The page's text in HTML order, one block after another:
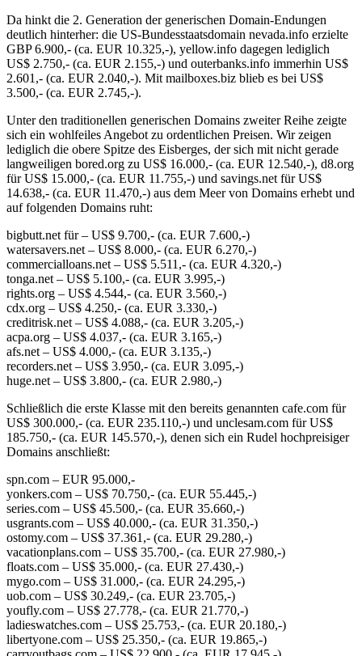
Da hinkt die 2. Generation der generischen Domain-Endungen
deutlich hinterher: die US-Bundesstaatsdomain nevada.info erzielte
GBP 6.900,- (ca. EUR 10.325,-), yellow.info dagegen lediglich
US$ 2.750,- (ca. EUR 2.155,-) und outerbanks.info immerhin US$
2.601,- (ca. EUR 2.040,-). Mit mailboxes.biz blieb es bei US$
3.500,- (ca. EUR 2.745,-).
Unter den traditionellen generischen Domains zweiter Reihe zeigte
sich ein wohlfeiles Angebot zu ordentlichen Preisen. Wir zeigen
lediglich die obere Spitze des Eisberges, der sich mit nicht gerade
langweiligen bored.org zu US$ 16.000,- (ca. EUR 12.540,-), d8.org
für US$ 15.000,- (ca. EUR 11.755,-) und savings.net für US$
14.638,- (ca. EUR 11.470,-) aus dem Meer von Domains erhebt und
auf folgenden Domains ruht:
bigbutt.net für – US$ 9.700,- (ca. EUR 7.600,-)
watersavers.net – US$ 8.000,- (ca. EUR 6.270,-)
commercialloans.net – US$ 5.511,- (ca. EUR 4.320,-)
tonga.net – US$ 5.100,- (ca. EUR 3.995,-)
rights.org – US$ 4.544,- (ca. EUR 3.560,-)
cdx.org – US$ 4.250,- (ca. EUR 3.330,-)
creditrisk.net – US$ 4.088,- (ca. EUR 3.205,-)
acpa.org – US$ 4.037,- (ca. EUR 3.165,-)
afs.net – US$ 4.000,- (ca. EUR 3.135,-)
recorders.net – US$ 3.950,- (ca. EUR 3.095,-)
huge.net – US$ 3.800,- (ca. EUR 2.980,-)
Schließlich die erste Klasse mit den bereits genannten cafe.com für
US$ 300.000,- (ca. EUR 235.110,-) und unclesam.com für US$
185.750,- (ca. EUR 145.570,-), denen sich ein Rudel hochpreisiger
Domains anschließt:
spn.com – EUR 95.000,-
yonkers.com – US$ 70.750,- (ca. EUR 55.445,-)
series.com – US$ 45.500,- (ca. EUR 35.660,-)
usgrants.com – US$ 40.000,- (ca. EUR 31.350,-)
ostomy.com – US$ 37.361,- (ca. EUR 29.280,-)
vacationplans.com – US$ 35.700,- (ca. EUR 27.980,-)
floats.com – US$ 35.000,- (ca. EUR 27.430,-)
mygo.com – US$ 31.000,- (ca. EUR 24.295,-)
uob.com – US$ 30.249,- (ca. EUR 23.705,-)
youfly.com – US$ 27.778,- (ca. EUR 21.770,-)
ladieswatches.com – US$ 25.753,- (ca. EUR 20.180,-)
libertyone.com – US$ 25.350,- (ca. EUR 19.865,-)